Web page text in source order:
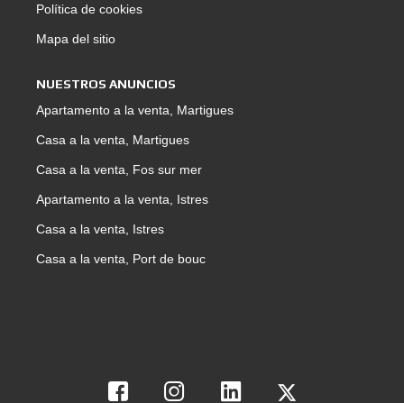
Política de cookies
Mapa del sitio
NUESTROS ANUNCIOS
Apartamento a la venta, Martigues
Casa a la venta, Martigues
Casa a la venta, Fos sur mer
Apartamento a la venta, Istres
Casa a la venta, Istres
Casa a la venta, Port de bouc